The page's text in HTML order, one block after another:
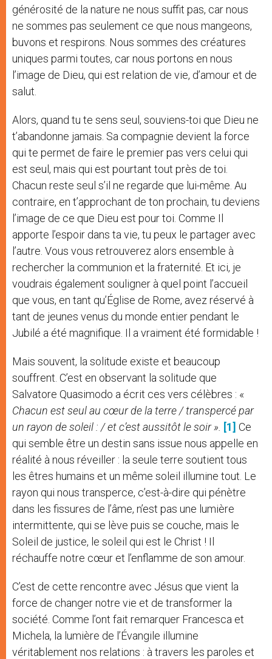
générosité de la nature ne nous suffit pas, car nous
ne sommes pas seulement ce que nous mangeons,
buvons et respirons. Nous sommes des créatures
uniques parmi toutes, car nous portons en nous
l’image de Dieu, qui est relation de vie, d’amour et de
salut.
Alors, quand tu te sens seul, souviens-toi que Dieu ne
t’abandonne jamais. Sa compagnie devient la force
qui te permet de faire le premier pas vers celui qui
est seul, mais qui est pourtant tout près de toi.
Chacun reste seul s’il ne regarde que lui-même. Au
contraire, en t’approchant de ton prochain, tu deviens
l’image de ce que Dieu est pour toi. Comme Il
apporte l’espoir dans ta vie, tu peux le partager avec
l’autre. Vous vous retrouverez alors ensemble à
rechercher la communion et la fraternité. Et ici, je
voudrais également souligner à quel point l’accueil
que vous, en tant qu’Église de Rome, avez réservé à
tant de jeunes venus du monde entier pendant le
Jubilé a été magnifique. Il a vraiment été formidable !
Mais souvent, la solitude existe et beaucoup
souffrent. C’est en observant la solitude que
Salvatore Quasimodo a écrit ces vers célèbres : «
Chacun est seul au cœur de la terre / transpercé par
un rayon de soleil : / et c’est aussitôt le soir ». [1] Ce
qui semble être un destin sans issue nous appelle en
réalité à nous réveiller : la seule terre soutient tous
les êtres humains et un même soleil illumine tout. Le
rayon qui nous transperce, c’est-à-dire qui pénètre
dans les fissures de l’âme, n’est pas une lumière
intermittente, qui se lève puis se couche, mais le
Soleil de justice, le soleil qui est le Christ ! Il
réchauffe notre cœur et l’enflamme de son amour.
C’est de cette rencontre avec Jésus que vient la
force de changer notre vie et de transformer la
société. Comme l’ont fait remarquer Francesca et
Michela, la lumière de l’Évangile illumine
véritablement nos relations : à travers les paroles et